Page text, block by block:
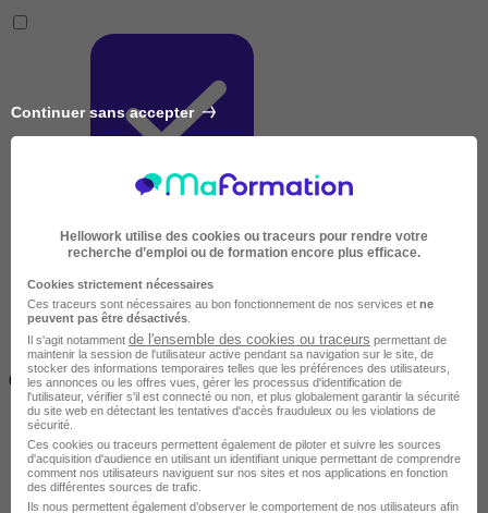
Très courte
Inférieur à 2 jours
(14h)
Continuer sans accepter
Hellowork utilise des cookies ou traceurs pour rendre votre
recherche d’emploi ou de formation encore plus efficace.
Cookies strictement nécessaires
Ces traceurs sont nécessaires au bon fonctionnement de nos services et ne
peuvent pas être désactivés
Il s'agit notamment de l'ensemble des cookies ou traceurs permettant de
maintenir la session de l'utilisateur active pendant sa navigation sur le site, de
stocker des informations temporaires telles que les préférences des utilisateurs,
les annonces ou les offres vues, gérer les processus d'identification de
l'utilisateur, vérifier s'il est connecté ou non, et plus globalement garantir la sécurité
du site web en détectant les tentatives d'accès frauduleux ou les violations de
sécurité.
Ces cookies ou traceurs permettent également de piloter et suivre les sources
d'acquisition d'audience en utilisant un identifiant unique permettant de comprendre
comment nos utilisateurs naviguent sur nos sites et nos applications en fonction
des différentes sources de trafic.
Ils nous permettent également d’observer le comportement de nos utilisateurs afin